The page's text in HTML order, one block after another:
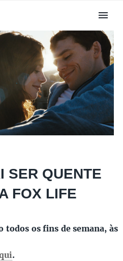
SER QUENTE
FOX LIFE
todos os fins de semana, às
.